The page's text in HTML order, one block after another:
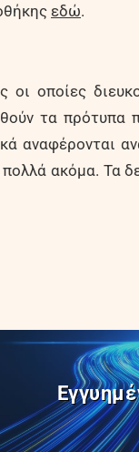
εδώ.
οποίες
τα πρότυπα
ακόμα. Τα